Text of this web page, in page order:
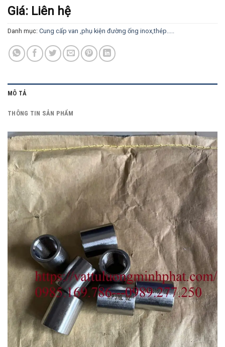
Giá: Liên hệ
Danh mục: Cung cấp van ,phụ kiện đường ống inox,thép.....
MÔ TẢ
THÔNG TIN SẢN PHẨM